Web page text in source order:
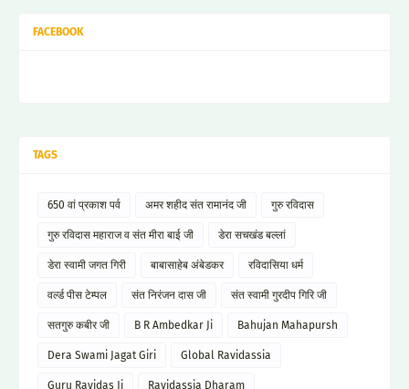
FACEBOOK
TAGS
650 वां प्रकाश पर्व अमर शहीद संत रामानंद जी गुरु रविदास
गुरु रविदास महाराज व संत मीरा बाई जी डेरा सचखंड बल्लां
डेरा स्वामी जगत गिरी बाबासाहेब अंबेडकर रविदासिया धर्म
वर्ल्ड पीस टेम्पल संत निरंजन दास जी संत स्वामी गुरदीप गिरि जी
सतगुरु कबीर जी B R Ambedkar Ji Bahujan Mahapursh
Dera Swami Jagat Giri Global Ravidassia
Guru Ravidas Ji Ravidassia Dharam